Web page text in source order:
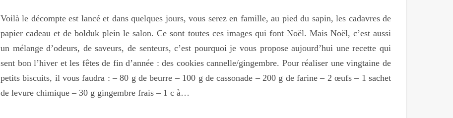
Voilà le décompte est lancé et dans quelques jours, vous serez en famille, au pied du sapin, les cadavres de
papier cadeau et de bolduk plein le salon. Ce sont toutes ces images qui font Noël. Mais Noël, c’est aussi
un mélange d’odeurs, de saveurs, de senteurs, c’est pourquoi je vous propose aujourd’hui une recette qui
sent bon l’hiver et les fêtes de fin d’année : des cookies cannelle/gingembre. Pour réaliser une vingtaine de
petits biscuits, il vous faudra : – 80 g de beurre – 100 g de cassonade – 200 g de farine – 2 œufs – 1 sachet
de levure chimique – 30 g gingembre frais – 1 c à…